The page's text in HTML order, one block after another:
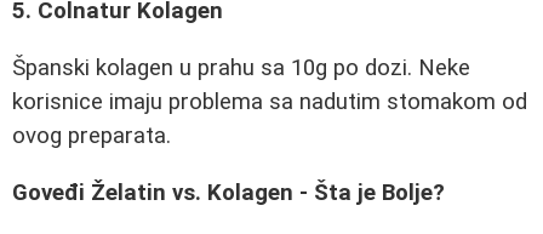
5. Colnatur Kolagen
Španski kolagen u prahu sa 10g po dozi. Neke
korisnice imaju problema sa nadutim stomakom od
ovog preparata.
Goveđi Želatin vs. Kolagen - Šta je Bolje?